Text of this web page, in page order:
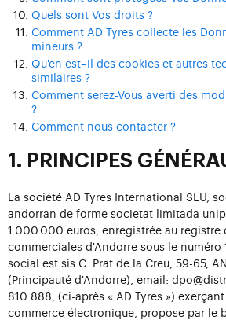
Quels sont Vos droits ?
Comment AD Tyres collecte les
mineurs ?
Qu'en est–il des cookies et autres
similaires ?
Comment serez-Vous averti des
?
Comment nous contacter ?
1. PRINCIPES
La société AD Tyres International SLU,
andorran de forme societat limitada
1.000.000 euros, enregistrée au registre
commerciales d'Andorre sous le
social est sis C. Prat de la Creu, 59-65,
(Principauté d'Andorre), email:
810 888, (ci-après « AD Tyres »)
commerce électronique, propose par le